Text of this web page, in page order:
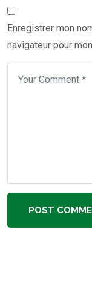
Enregistrer mon
navigateur pour
POST